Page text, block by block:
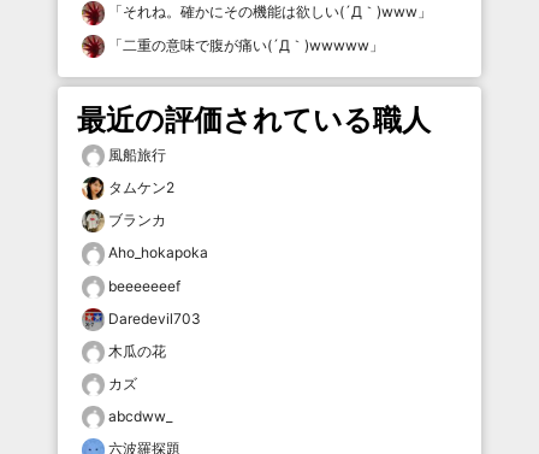
「それね。確かにその機能は欲しい(´Д｀)www 」
「二重の意味で腹が痛い(´Д｀)wwwww 」
最近の評価されている職人
風船旅行
タムケン2
ブランカ
Aho_hokapoka
beeeeeeef
Daredevil703
木瓜の花
カズ
abcdww_
六波羅探題